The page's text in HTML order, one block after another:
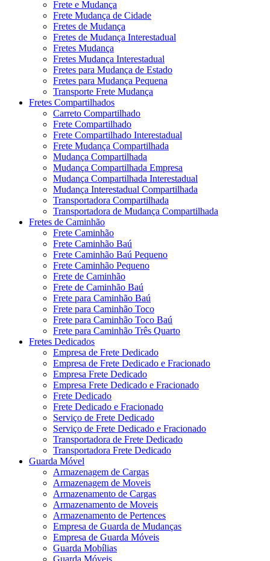
Frete e Mudança
Frete Mudança de Cidade
Fretes de Mudança
Fretes de Mudança Interestadual
Fretes Mudança
Fretes Mudança Interestadual
Fretes para Mudança de Estado
Fretes para Mudança Pequena
Transporte Frete Mudança
Fretes Compartilhados
Carreto Compartilhado
Frete Compartilhado
Frete Compartilhado Interestadual
Frete Mudança Compartilhada
Mudança Compartilhada
Mudança Compartilhada Empresa
Mudança Compartilhada Interestadual
Mudança Interestadual Compartilhada
Transportadora Compartilhada
Transportadora de Mudança Compartilhada
Fretes de Caminhão
Frete Caminhão
Frete Caminhão Baú
Frete Caminhão Baú Pequeno
Frete Caminhão Pequeno
Frete de Caminhão
Frete de Caminhão Baú
Frete para Caminhão Baú
Frete para Caminhão Toco
Frete para Caminhão Toco Baú
Frete para Caminhão Três Quarto
Fretes Dedicados
Empresa de Frete Dedicado
Empresa de Frete Dedicado e Fracionado
Empresa Frete Dedicado
Empresa Frete Dedicado e Fracionado
Frete Dedicado
Frete Dedicado e Fracionado
Serviço de Frete Dedicado
Serviço de Frete Dedicado e Fracionado
Transportadora de Frete Dedicado
Transportadora Frete Dedicado
Guarda Móvel
Armazenagem de Cargas
Armazenagem de Moveis
Armazenamento de Cargas
Armazenamento de Moveis
Armazenamento de Pertences
Empresa de Guarda de Mudanças
Empresa de Guarda Móveis
Guarda Mobílias
Guarda Móveis